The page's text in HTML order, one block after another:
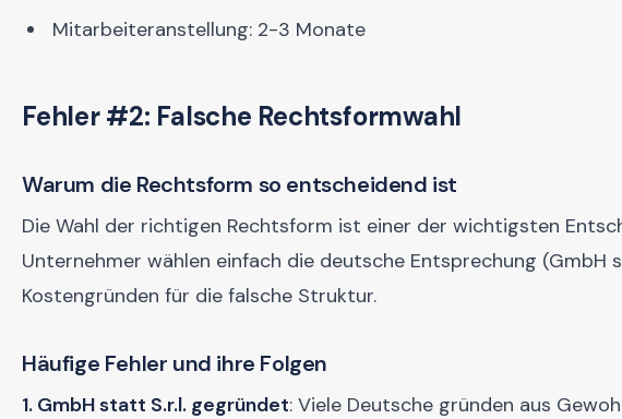
Mitarbeiteranstellung: 2-3 Monate
Fehler #2: Falsche Rechtsformwahl
Warum die Rechtsform so entscheidend ist
Die Wahl der richtigen Rechtsform ist einer der wichtigsten
Unternehmer wählen einfach die deutsche Entsprechung (GmbH
Kostengründen für die falsche Struktur.
Häufige Fehler und ihre Folgen
1. GmbH statt S.r.l. gegründet: Viele Deutsche gründen aus